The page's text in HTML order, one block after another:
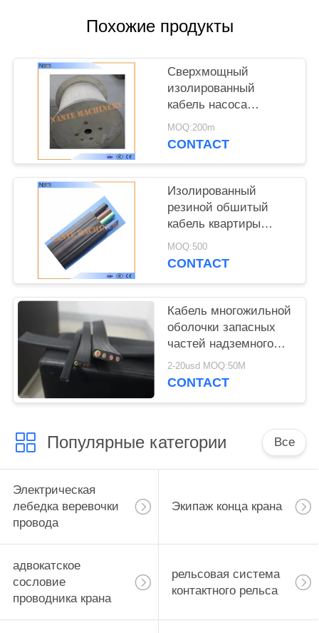
POLICY
Похожие продукты
Сверхмощный
изолированный
кабель насоса
погружающийся
450V/750V резиновый
MOQ:200m
CONTACT
Изолированный
резиной обшитый
кабель квартиры
перемещая на кран/
подъем 6 x 2,5
MOQ:500
CONTACT
Кабель многожильной
оболочки запасных
частей надземного
крана резиновой
гибкий плоский
2-20usd MOQ:50M
CONTACT
Популярные категории Все
Электрическая
лебедка веревочки
провода
Экипаж конца крана
адвокатское
сословие
проводника крана
рельсовая система
контактного рельса